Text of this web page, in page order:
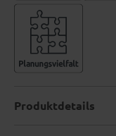
Produktdetails